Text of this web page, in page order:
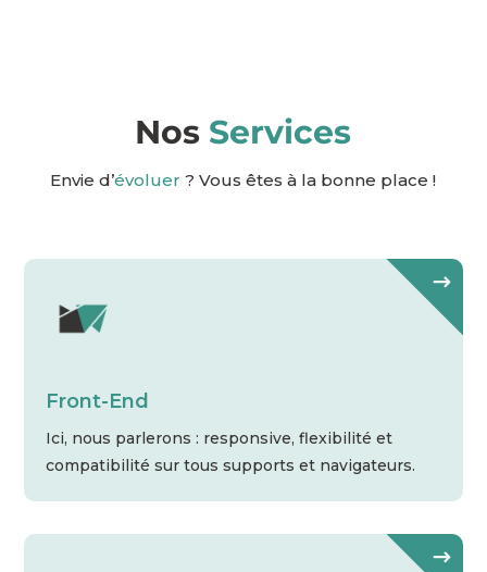
Nos Services
Envie d’évoluer ? Vous êtes à la bonne place !
Front-End
Ici, nous parlerons : responsive, flexibilité et
compatibilité sur tous supports et navigateurs.